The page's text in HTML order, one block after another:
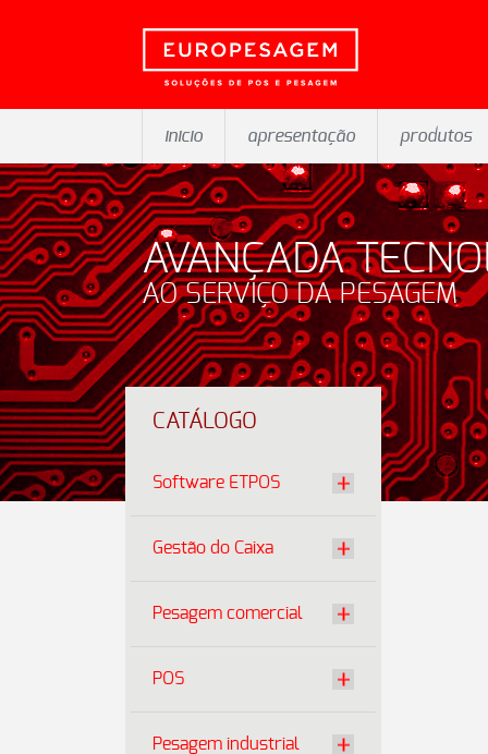
inicio apresentação produtos
AVANÇADA
AO SERVIÇO DA PESAGEM
CATÁLOGO
Software ETPOS
Gestão do Caixa
Pesagem comercial
POS
Pesagem industrial